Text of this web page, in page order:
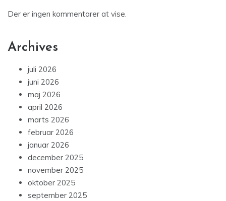
Der er ingen kommentarer at vise.
Archives
juli 2026
juni 2026
maj 2026
april 2026
marts 2026
februar 2026
januar 2026
december 2025
november 2025
oktober 2025
september 2025